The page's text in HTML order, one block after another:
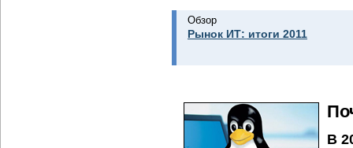
Обзор
Рынок ИТ: итоги 2011
В